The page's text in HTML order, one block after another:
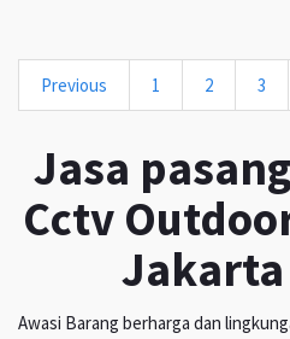
Previous 1 2 3
Jasa
Cctv
Awasi Barang berharga dan